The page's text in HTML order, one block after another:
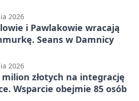
2026
i Pawlakowie wracają
Seans w Damnicy
2026
milion złotych na integrację
Wsparcie obejmie 85 osób